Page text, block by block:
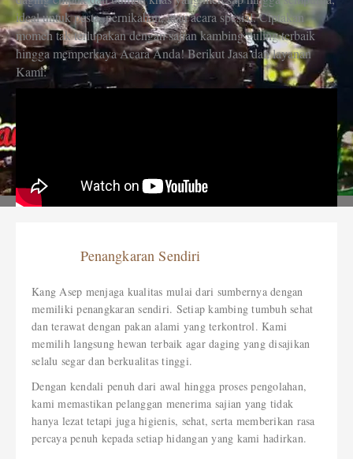
ideal untuk pesta, pernikahan, atau acara spesial. Ciptakan
momen tak terlupakan dengan sajian kambing guling terbaik
hingga memperkaya Acara Anda! Berikut Jasa dan layanan
Kami:
Penangkaran Sendiri
Kang Asep menjaga kualitas mulai dari sumbernya dengan
memiliki penangkaran sendiri. Setiap kambing tumbuh sehat
dan terawat dengan pakan alami yang terkontrol. Kami
memilih langsung hewan terbaik agar daging yang disajikan
selalu segar dan berkualitas tinggi.
Dengan kendali penuh dari awal hingga proses pengolahan,
kami memastikan pelanggan menerima sajian yang tidak
hanya lezat tetapi juga higienis, sehat, serta memberikan rasa
percaya penuh kepada setiap hidangan yang kami hadirkan.